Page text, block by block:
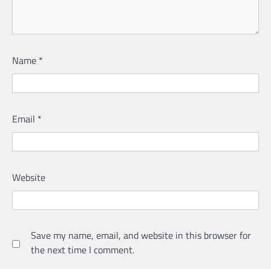
Name *
Email *
Website
Save my name, email, and website in this browser for
the next time I comment.